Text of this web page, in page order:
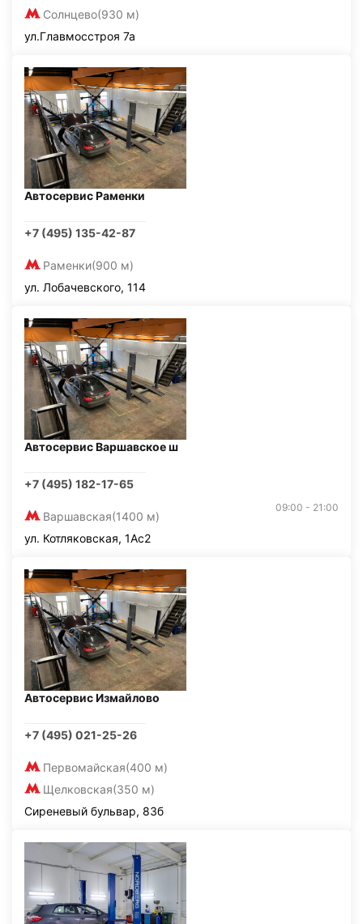
Солнцево(930 м)
ул.Главмосстроя 7а
Автосервис Раменки
+7 (495) 135-42-87
Раменки(900 м)
ул. Лобачевского, 114
Автосервис Варшавское ш
+7 (495) 182-17-65
Варшавская(1400 м)
09:00 - 21:00
ул. Котляковская, 1Ас2
Автосервис Измайлово
+7 (495) 021-25-26
Первомайская(400 м)
Щелковская(350 м)
Сиреневый бульвар, 83б